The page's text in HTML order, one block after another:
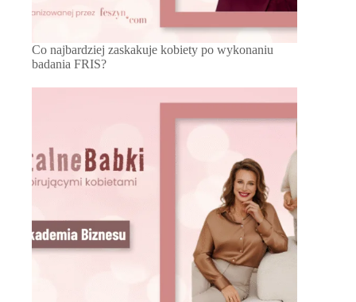
Co najbardziej zaskakuje kobiety po wykonaniu
badania FRIS?